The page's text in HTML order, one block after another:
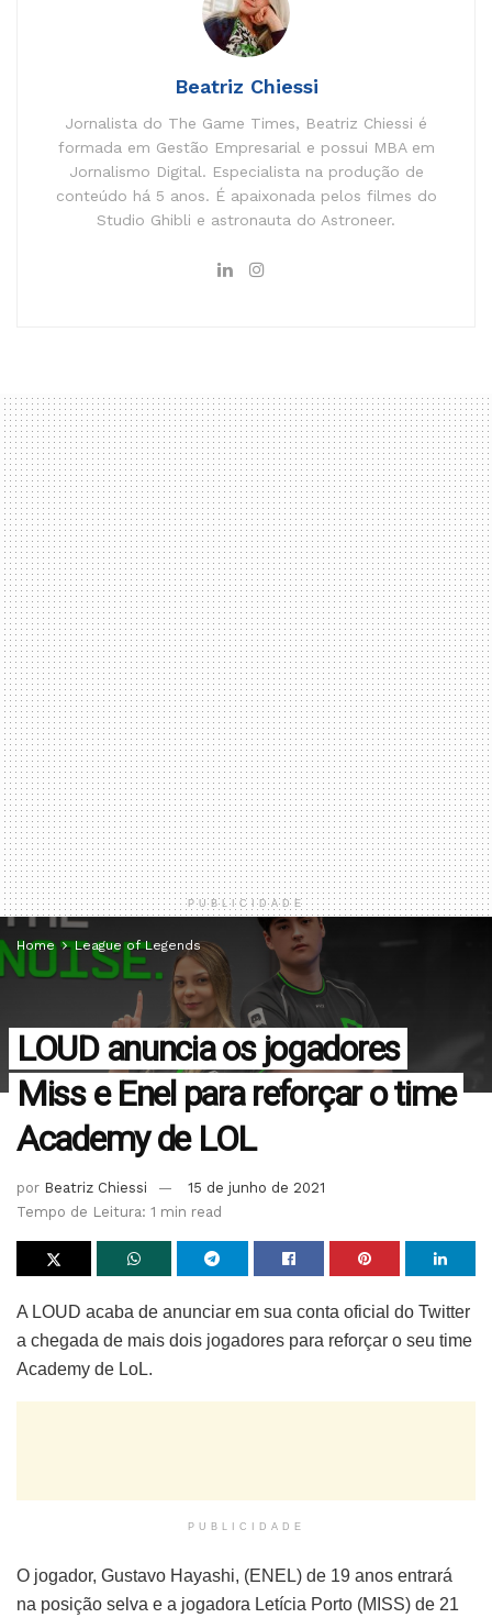
Beatriz Chiessi
Jornalista do The Game Times, Beatriz Chiessi é
formada em Gestão Empresarial e possui MBA em
Jornalismo Digital. Especialista na produção de
conteúdo há 5 anos. É apaixonada pelos filmes do
Studio Ghibli e astronauta do Astroneer.
PUBLICIDADE
Home League of Legends
LOUD anuncia os jogadores
Miss e Enel para reforçar o time
Academy de LOL
por Beatriz Chiessi
15 de junho de 2021
Tempo de Leitura: 1 min read
A LOUD acaba de anunciar em sua conta oficial do Twitter
a chegada de mais dois jogadores para reforçar o seu time
Academy de LoL.
PUBLICIDADE
O jogador, Gustavo Hayashi, (ENEL) de 19 anos entrará
na posição selva e a jogadora Letícia Porto (MISS) de 21